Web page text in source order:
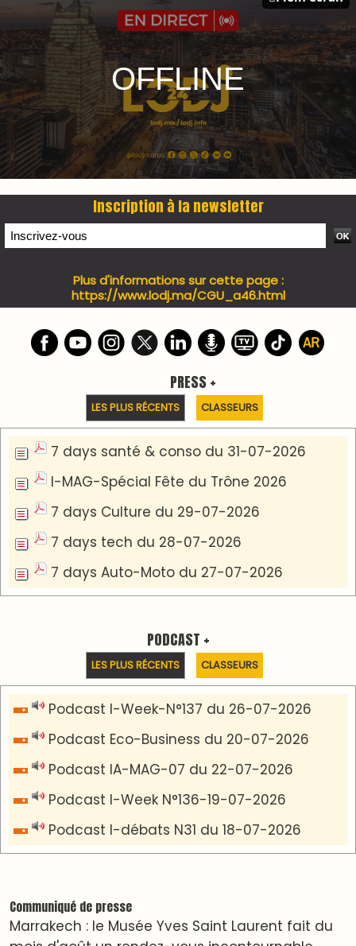
PRESS +
LES PLUS RÉCENTS CLASSEURS
7 days santé & conso du 31-07-2026
I-MAG-Spécial Fête du Trône 2026
7 days Culture du 29-07-2026
7 days Auto-Moto du 27-07-2026
PODCAST +
LES PLUS RÉCENTS CLASSEURS
Podcast I-Week-N°137 du 26-07-2026
Podcast Eco-Business du 20-07-2026
Podcast IA-MAG-07 du 22-07-2026
Podcast I-Week N°136-19-07-2026
Podcast I-débats N31 du 18-07-2026
Communiqué de presse
Marrakech : le Musée Yves Saint Laurent fait du
mois d'août un rendez-vous incontournable
LES PLUS RÉCENTS CLASSEURS
دِيمَا المَغرِب Clip
Clip : 🎵Allez, allez ! Ramenez-nous cette
🎵Bulldozer Blues
Clip : 🎵 LE BLUES DE L'IA